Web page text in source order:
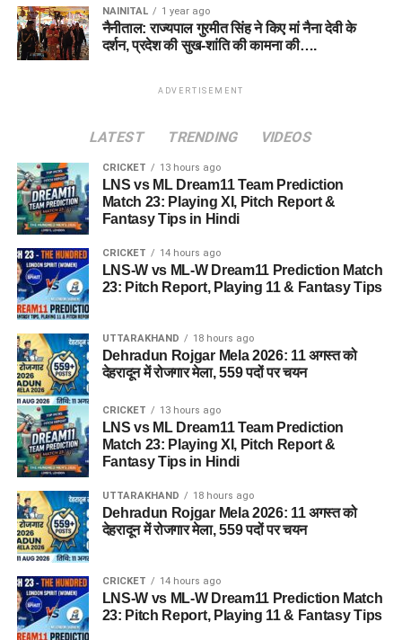
NAINITAL 1 year ago
नैनीताल: राज्यपाल गुरमीत सिंह ने किए मां नैना देवी के
दर्शन, प्रदेश की सुख-शांति की कामना की….
ADVERTISEMENT
LATEST TRENDING VIDEOS
CRICKET 13 hours ago
LNS vs ML Dream11 Team Prediction
Match 23: Playing XI, Pitch Report &
Fantasy Tips in Hindi
CRICKET 14 hours ago
LNS-W vs ML-W Dream11 Prediction Match
23: Pitch Report, Playing 11 & Fantasy Tips
UTTARAKHAND 18 hours ago
Dehradun Rojgar Mela 2026: 11 अगस्त को
देहरादून में रोजगार मेला, 559 पदों पर चयन
CRICKET 13 hours ago
LNS vs ML Dream11 Team Prediction
Match 23: Playing XI, Pitch Report &
Fantasy Tips in Hindi
UTTARAKHAND 18 hours ago
Dehradun Rojgar Mela 2026: 11 अगस्त को
देहरादून में रोजगार मेला, 559 पदों पर चयन
CRICKET 14 hours ago
LNS-W vs ML-W Dream11 Prediction Match
23: Pitch Report, Playing 11 & Fantasy Tips